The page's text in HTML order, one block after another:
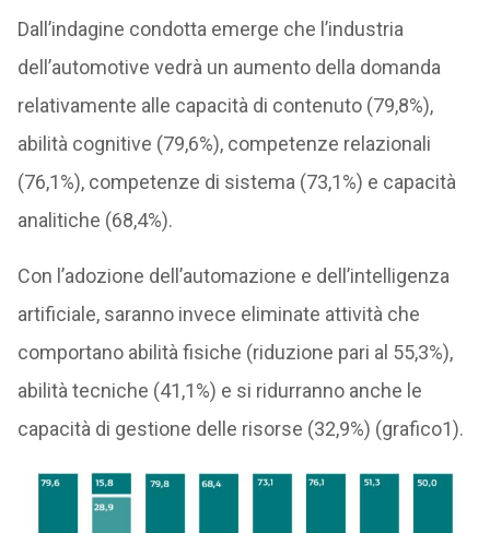
Dall’indagine condotta emerge che l’industria
dell’automotive vedrà un aumento della domanda
relativamente alle capacità di contenuto (79,8%),
abilità cognitive (79,6%), competenze relazionali
(76,1%), competenze di sistema (73,1%) e capacità
analitiche (68,4%).
Con l’adozione dell’automazione e dell’intelligenza
artificiale, saranno invece eliminate attività che
comportano abilità fisiche (riduzione pari al 55,3%),
abilità tecniche (41,1%) e si ridurranno anche le
capacità di gestione delle risorse (32,9%) (grafico1).